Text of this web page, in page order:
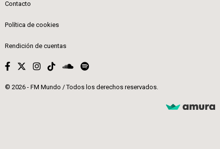
Contacto
Política de cookies
Rendición de cuentas
© 2026 - FM Mundo / Todos los derechos reservados.